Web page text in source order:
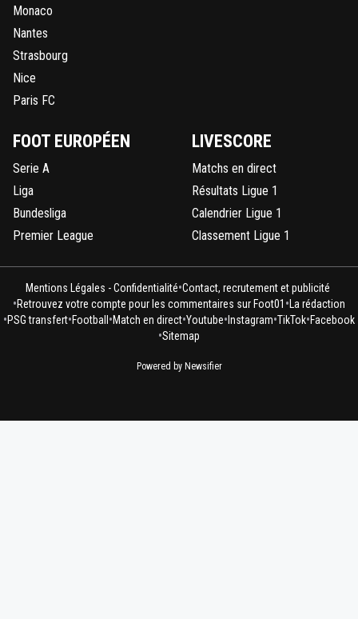
Monaco
Nantes
Strasbourg
Nice
Paris FC
FOOT EUROPÉEN
Serie A
Liga
Bundesliga
Premier League
LIVESCORE
Matchs en direct
Résultats Ligue 1
Calendrier Ligue 1
Classement Ligue 1
Mentions Légales - Confidentialité•Contact, recrutement et publicité
•Retrouvez votre compte pour les commentaires sur Foot01 • La rédaction
•PSG transfert•Football •Match en direct•Youtube• Instagram•TikTok•Facebook
•Sitemap
Powered by Newsifier